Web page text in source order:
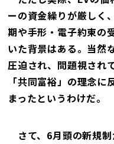
ーの資金繰りが厳しく
期や手形・電子約束の
いた背景はある。当然
圧迫され、問題視され
「共同富裕」の理念
まったというわけだ。
さて、6月頭の新規